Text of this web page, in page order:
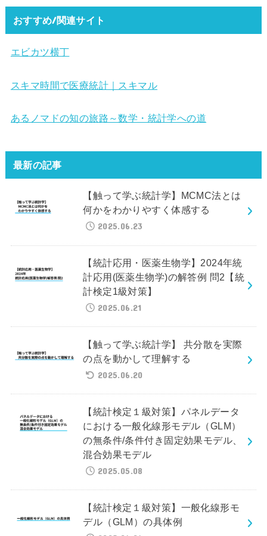
おすすめ/関連サイト
エビカツ横丁
スキマ時間で医療統計｜スキマル
あるノマドの知の旅路～数学・統計学への道
最新の記事
【触って学ぶ統計学】MCMC法とは
何かをわかりやすく体感する
2025.06.23
【統計応用・医薬生物学】2024年統
計応用(医薬生物学)の解答例 問2【統
計検定1級対策】
2025.06.21
【触って学ぶ統計学】 共分散を実際
の点を動かして理解する
2025.06.20
【統計検定１級対策】パネルデータ
における一般化線形モデル（GLM）
の無条件/条件付き固定効果モデル、
混合効果モデル
2025.05.08
【統計検定１級対策】一般化線形モ
デル（GLM）の具体例